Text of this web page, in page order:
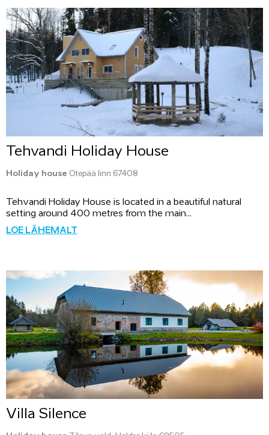
Tehvandi Holiday House
Holiday house Otepää linn 67408
Tehvandi Holiday House is located in a beautiful natural
setting around 400 metres from the main...
LOE LÄHEMALT
Villa Silence